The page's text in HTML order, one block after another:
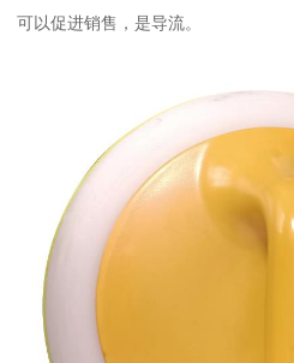
可以促进销售，是导流。